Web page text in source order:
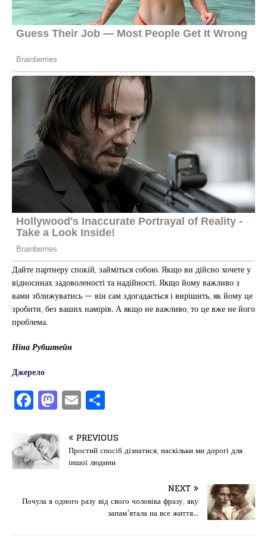
Дайте партнеру спокій, займіться собою. Якщо ви дійсно хочете у
відносинах задоволеності та надійності. Якщо йому важливо з
вами зближуватись — він сам здогадається і вирішить, як йому це
зробити, без ваших намірів. А якщо не важливо, то це вже не його
проблема.
Ніна Рубштейн
Джерело
F
a
c
e
b
o
o
M
a
st
o
d
o
n
E
m
ai
l
іл
и
т
ис
я
PREVIOUS
Простий спосіб дізнатися, наскільки ми дорогі для
іншої людини
NEXT
Почула я одного разу від свого чоловіка фразу, яку
запам’ятала на все життя…